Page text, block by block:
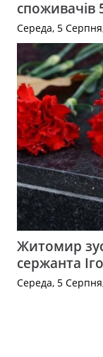
споживачів
Середа, 5
Житомир
сержанта
Середа, 5